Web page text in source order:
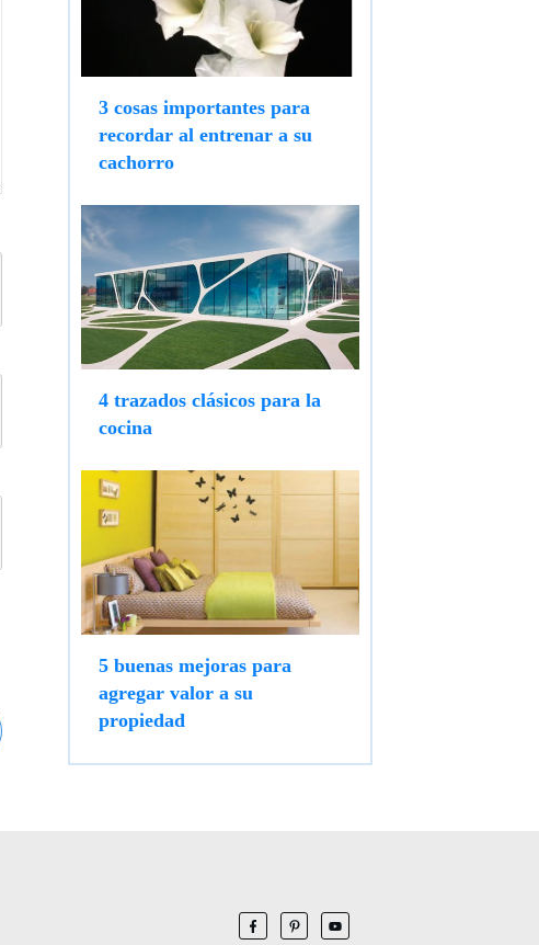
3 cosas importantes para
recordar al entrenar a su
cachorro
4 trazados clásicos para la
cocina
5 buenas mejoras para
agregar valor a su
propiedad